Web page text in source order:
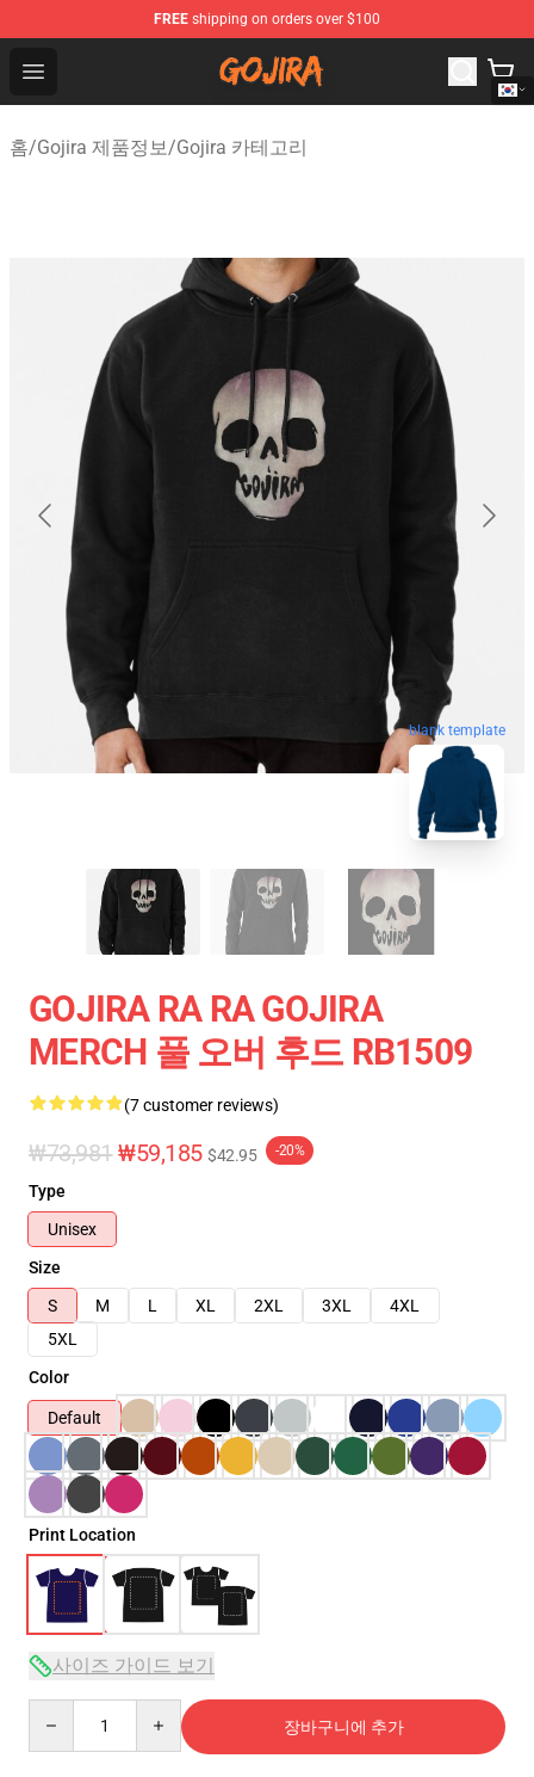
FREE shipping on orders over $100
Open menu
Gojira Shop - Official Gojira Merchandise Store
홈/Gojira 제품정보/Gojira 카테고리
blank template
GOJIRA RA RA GOJIRA
MERCH 풀 오버 후드 RB1509
(7 customer reviews)
₩73,981 ₩59,185 $42.95 -20%
Type
Unisex
Size
S
M L XL 2XL 3XL
4XL
5XL
Color
Default
Print Location
사이즈 가이드 보기
장바구니에 추가